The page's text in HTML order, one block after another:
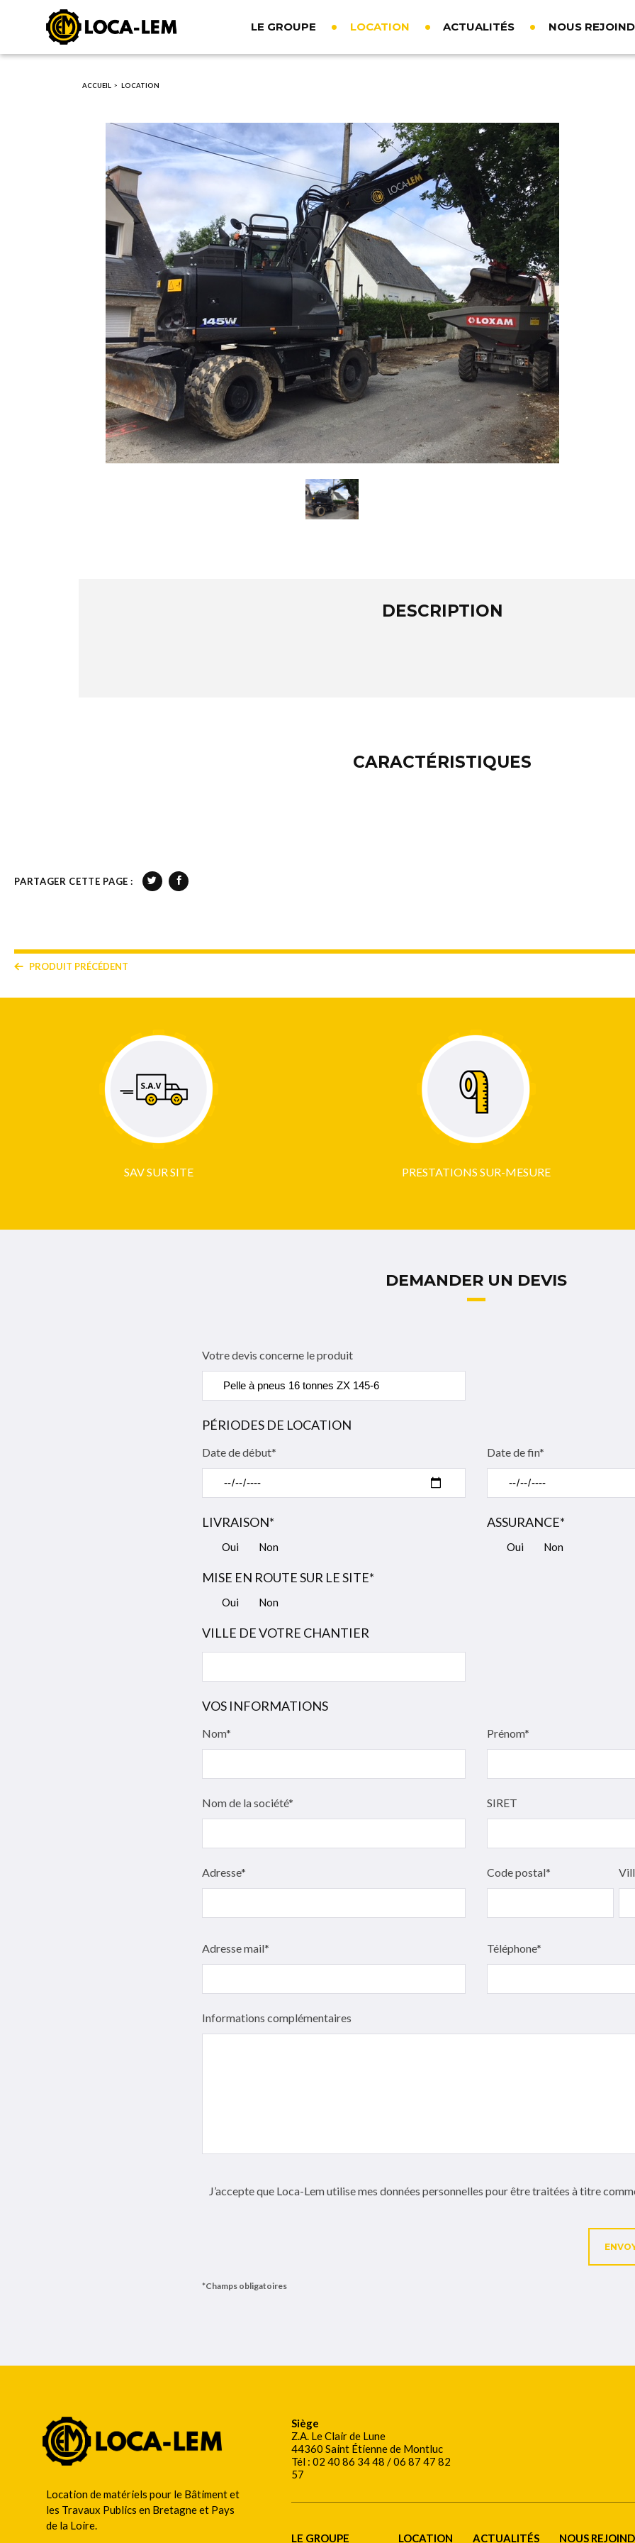
Aller
LE GROUPE LOCATION ACTUALITÉS NOUS
ACCUEIL > LOCATION
DESCRIPTION
CARACTÉRISTIQUES
PARTAGER CETTE PAGE :
PRODUIT PRÉCÉDENT
SAV SUR SITE PRESTATIONS SUR-MESURE
DEMANDER UN DEVIS
Votre devis concerne le produit
PÉRIODES DE LOCATION
Date de début* Date de fin*
LIVRAISON*
Oui Non
ASSURANCE*
Oui Non
MISE EN ROUTE SUR LE SITE*
Oui Non
VILLE DE VOTRE CHANTIER
VOS INFORMATIONS
Nom* Prénom*
Nom de la société* SIRET
Adresse* Code postal*
Adresse mail* Téléphone*
Informations complémentaires
J’accepte que Loca-Lem utilise mes données personnelles pour être traitées à titre
Location de matériels pour le Bâtiment et
les Travaux Publics en Bretagne et Pays
de la Loire.
Siège
Z.A. Le Clair de Lune
44360 Saint Étienne de Montluc
Tél : 02 40 86 34 48 / 06 87 47 82
57
LE GROUPE LOCATION ACTUALITÉS NOUS